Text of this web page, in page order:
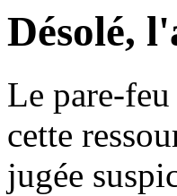
Désolé,
Le pare-
cette
jugée